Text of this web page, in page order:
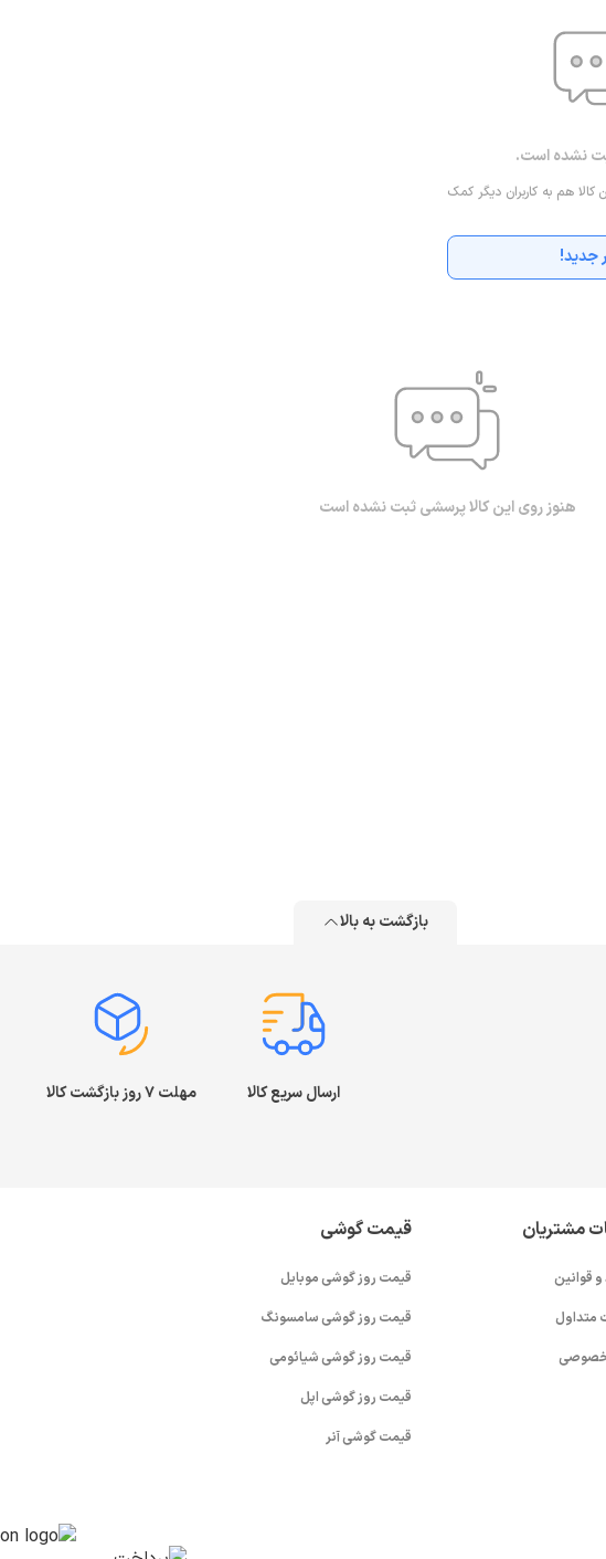
نشده است.
کالا هم به کاربران دیگر کمک
جدید!
هنوز روی این کالا پرسشی ثبت نشده است
بازگشت به بالا
ارسال سریع کالا مهلت ۷ روز بازگشت کالا
مشتریان
قوانین
متداول
خصوصی
قیمت گوشی
قیمت روز گوشی موبایل
قیمت روز گوشی سامسونگ
قیمت روز گوشی شیائومی
قیمت روز گوشی اپل
قیمت گوشی آنر